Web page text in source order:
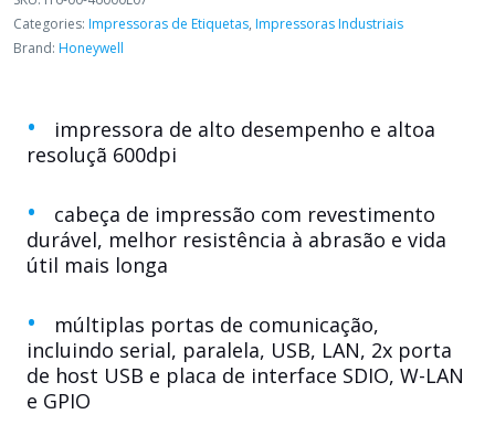
Categories: Impressoras de Etiquetas, Impressoras Industriais
Brand: Honeywell
impressora de alto desempenho e altoa
resoluçã 600dpi
cabeça de impressão com revestimento
durável, melhor resistência à abrasão e vida
útil mais longa
múltiplas portas de comunicação,
incluindo serial, paralela, USB, LAN, 2x porta
de host USB e placa de interface SDIO, W-LAN
e GPIO